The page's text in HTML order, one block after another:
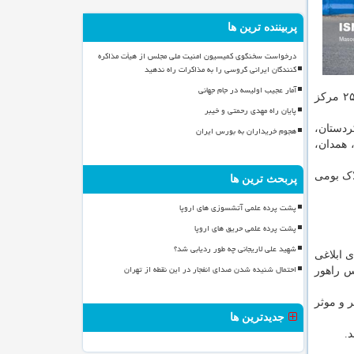
۱- از ساعت ۱۲ روز دوشنبه ۱۳۹۹/۰۸/۱۲ خروج خودرو های شخصی با پلاک بومی و ورود خودرو های شخصی با پلاک غیربومی از/به ۲۵ مرکز
همدان،
بومی
ابلاغی
راهور
و موثر
پربیننده ترین ها
درخواست سخنگوی کمیسیون امنیت ملی مجلس از هیأت مذاکره
کنندگان ایرانی گروسی را به مذاکرات راه ندهید
آمار عجیب اولیسه در جام جهانی
پایان راه مهدی رحمتی و خیبر
هجوم خریداران به بورس ایران
پربحث ترین ها
پشت پرده علمی آتشسوزی های اروپا
پشت پرده علمی حریق های اروپا
شهید علی لاریجانی چه طور ردیابی شد؟
احتمال شنیده شدن صدای انفجار در این نقطه از تهران
جدیدترین ها